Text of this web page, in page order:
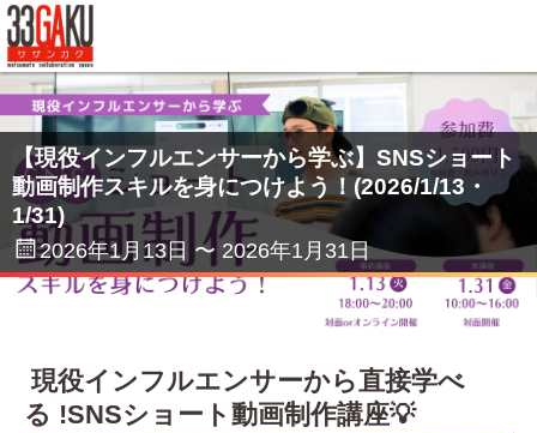
33GAKUについて
コワーキングスペース
サテライトオフィス
テレワークオフィス
サザンガク動画 on YouTube
起業・創業支援動画 on YouTube
【現役インフルエンサーから学ぶ】SNSショート
動画制作スキルを身につけよう！(2026/1/13・
1/31)
2026年1月13日 〜 2026年1月31日
現役インフルエンサーから直接学べ
る !SNSショート動画制作講座💡